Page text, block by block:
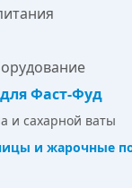
Фаст-Фуд
и сахарной ваты
и жарочные